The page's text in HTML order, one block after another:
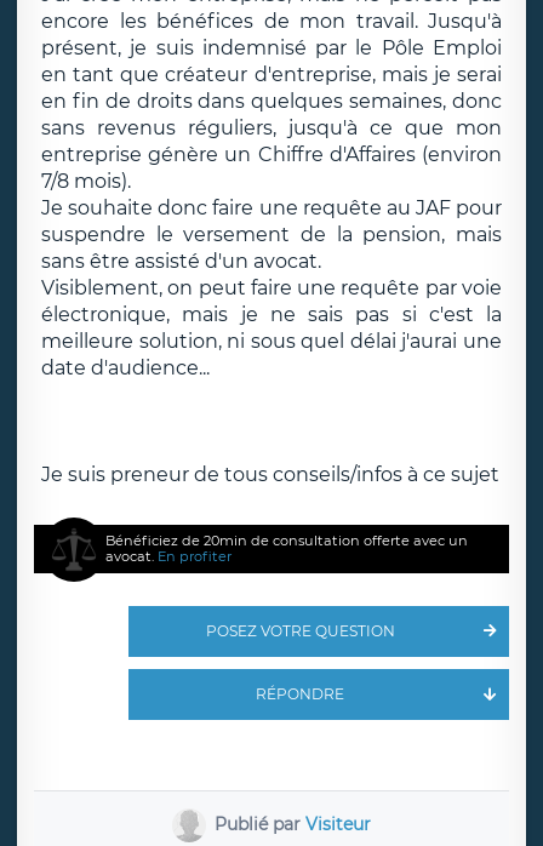
encore les bénéfices de mon travail. Jusqu'à
présent, je suis indemnisé par le Pôle Emploi
en tant que créateur d'entreprise, mais je serai
en fin de droits dans quelques semaines, donc
sans revenus réguliers, jusqu'à ce que mon
entreprise génère un Chiffre d'Affaires (environ
7/8 mois).
Je souhaite donc faire une requête au JAF pour
suspendre le versement de la pension, mais
sans être assisté d'un avocat.
Visiblement, on peut faire une requête par voie
électronique, mais je ne sais pas si c'est la
meilleure solution, ni sous quel délai j'aurai une
date d'audience...
Je suis preneur de tous conseils/infos à ce sujet
Bénéficiez de 20min de consultation offerte avec un
avocat. En profiter
POSEZ VOTRE QUESTION
RÉPONDRE
Publié parVisiteur